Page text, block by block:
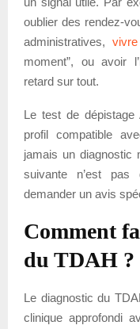
oublier des rendez-
administratives, vivre
moment”, ou avoir
retard sur tout.
Le test de
profil compatible
jamais un diagnostic
suivante n’est pas
demander un avis
Comment
du TDAH ?
Le diagnostic du
clinique approfondi